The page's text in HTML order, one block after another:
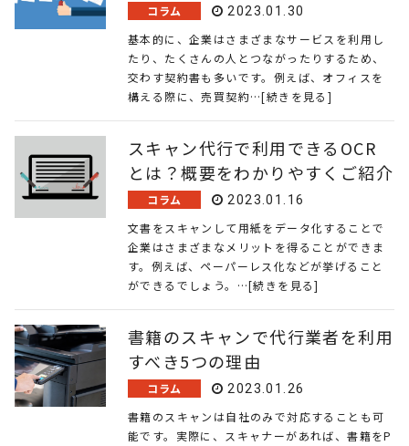
コラム 2023.01.30
基本的に、企業はさまざまなサービスを利用し
たり、たくさんの人とつながったりするため、
交わす契約書も多いです。例えば、オフィスを
構える際に、売買契約…[続きを見る]
スキャン代行で利用できるOCR
とは？概要をわかりやすくご紹介
コラム 2023.01.16
文書をスキャンして用紙をデータ化することで
企業はさまざまなメリットを得ることができま
す。例えば、ペーパーレス化などが挙げること
ができるでしょう。…[続きを見る]
書籍のスキャンで代行業者を利用
すべき5つの理由
コラム 2023.01.26
書籍のスキャンは自社のみで対応することも可
能です。実際に、スキャナーがあれば、書籍をP